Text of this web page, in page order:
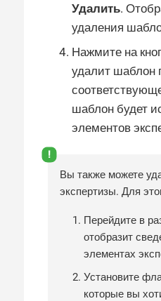
Удалить.
удаления
Нажмите на
удалит шаблон
шаблон будет
элементов
Вы также можете
экспертизы. Для
Перейдите в
отобразит
элементах
Установите
которые вы